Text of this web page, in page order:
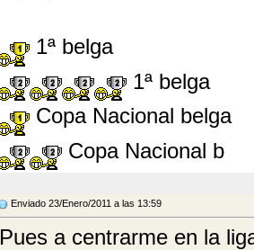
1ª belga
1ª belga
Copa Nacional belga
Copa Nacional b
Enviado 23/Enero/2011 a las 13:59
Pues a centrarme en la